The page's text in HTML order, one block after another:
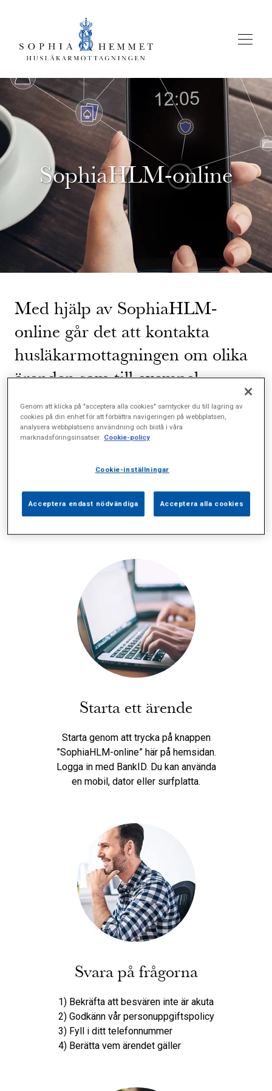
SophiaHLM-online
Med hjälp av SophiaHLM-
online går det att kontakta
husläkarmottagningen om olika
ärenden som till exempel
medicinsk rådgivning, bokning
av fysiskt/digitalt besök eller
förnyelse av recept. Tjänsten är
digital och kan användas av de
som är listade hos oss.
Starta ett ärende
Starta genom att trycka på knappen
”SophiaHLM-online” här på hemsidan.
Logga in med BankID. Du kan använda
en mobil, dator eller surfplatta.
Svara på frågorna
1) Bekräfta att besvären inte är akuta
2) Godkänn vår personuppgiftspolicy
3) Fyll i ditt telefonnummer
4) Berätta vem ärendet gäller
Genom att klicka på "acceptera alla cookies" samtycker du till lagring av
cookies på din enhet för att förbättra navigeringen på webbplatsen,
analysera webbplatsens användning och bistå i våra
marknadsföringsinsatser. Cookie-policy
Cookie-inställningar
Acceptera endast nödvändiga Acceptera alla cookies